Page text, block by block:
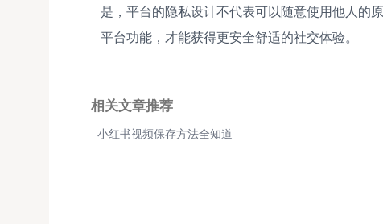
是，平台的隐私设计不代表可以随意使用他人的
平台功能，才能获得更安全舒适的社交体验。
相关文章推荐
小红书视频保存方法全知道